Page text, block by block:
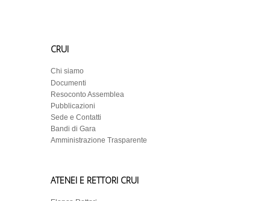
CRUI
Chi siamo
Documenti
Resoconto Assemblea
Pubblicazioni
Sede e Contatti
Bandi di Gara
Amministrazione Trasparente
ATENEI E RETTORI CRUI